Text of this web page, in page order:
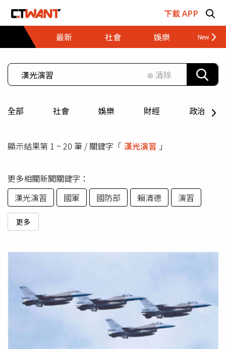
下載 APP
最新
社會 娛樂 財經
⊗ 清除
全部 社會 娛樂 財經 政治
顯示結果第 1 ~ 20 筆 / 關鍵字「 漢光演習 」
更多相關新聞關鍵字：
漢光演習
國軍 國防部 賴清德 演習
更多